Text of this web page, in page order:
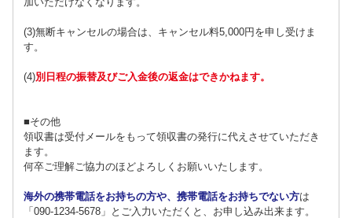
(3)無断キャンセルの場合は、キャンセル料5,000円を申し受けま
す。
(4)別日程の振替及びご入金後の返金はできかねます。
■その他
領収書は受付メールをもって領収書の発行に代えさせていただき
ます。
何卒ご理解ご協力のほどよろしくお願いいたします。
海外の携帯電話をお持ちの方や、携帯電話をお持ちでない方は
「090-1234-5678」とご入力いただくと、お申し込み出来ます。